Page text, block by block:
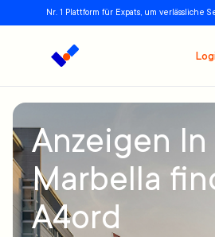
Nr. 1 Plattform für Expats, um verlässliche
Anzeigen In
Marbella
A4ord